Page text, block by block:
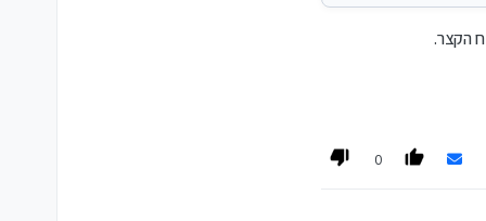
הקצר.
0